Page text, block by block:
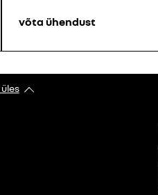
võta ühendust